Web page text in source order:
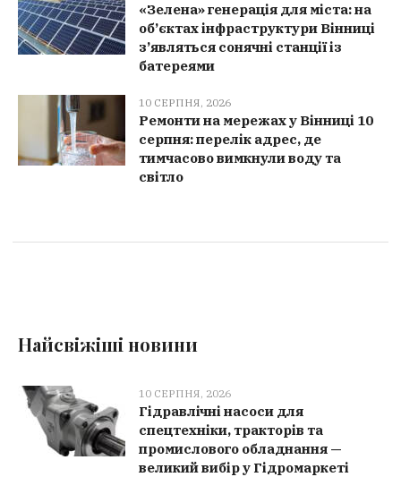
«Зелена» генерація для міста: на
об’єктах інфраструктури Вінниці
з’являться сонячні станції із
батереями
10 СЕРПНЯ, 2026
Ремонти на мережах у Вінниці 10
серпня: перелік адрес, де
тимчасово вимкнули воду та
світло
Найсвіжіші новини
10 СЕРПНЯ, 2026
Гідравлічні насоси для
спецтехніки, тракторів та
промислового обладнання —
великий вибір у Гідромаркеті